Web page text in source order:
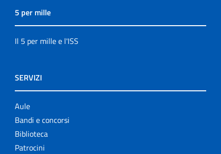
5 per mille
Il 5 per mille e l'ISS
SERVIZI
Aule
Bandi e concorsi
Biblioteca
Patrocini